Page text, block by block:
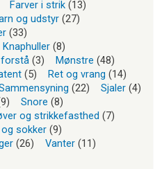
Farver i strik (13)
og udstyr (27)
(33)
Knaphuller (8)
(3) Mønstre (48)
(5) Ret og vrang (14)
(22) Sjaler (4)
Snore (8)
og strikkefasthed (7)
sokker (9)
(26) Vanter (11)